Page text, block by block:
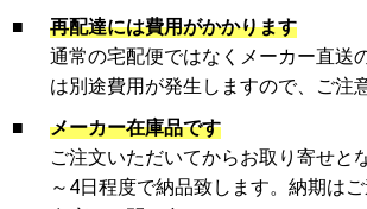
■
再配達には費用がかかります
通常の宅配便ではなくメーカー直送
は別途費用が発生しますので、ご注
■
メーカー在庫品です
ご注文いただいてからお取り寄せと
～4日程度で納品致します。納期はご